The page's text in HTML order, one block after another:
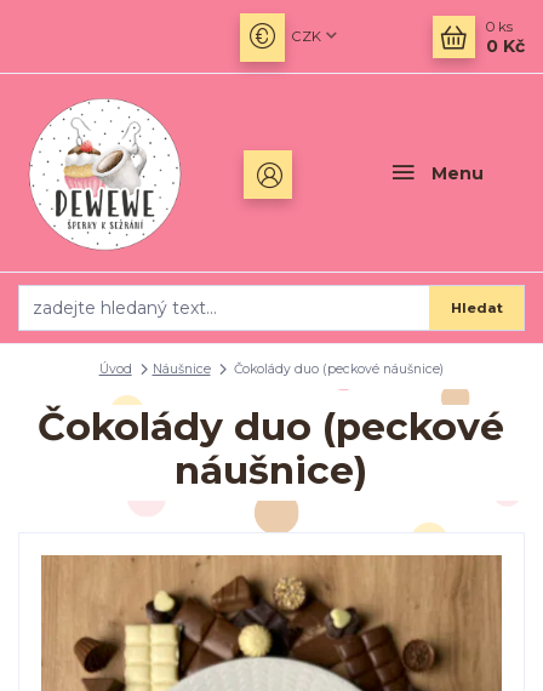
Menu
CZK
Hledat
0 ks
0 Kč
Úvod Náušnice Čokolády duo (peckové náušnice)
Čokolády duo (peckové
náušnice)